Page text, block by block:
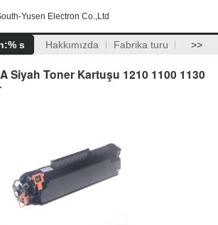
Yusen Electron Co.,Ltd
s Hakkımızda Fabrika turu >>
Siyah Toner Kartuşu 1210 1100 1130